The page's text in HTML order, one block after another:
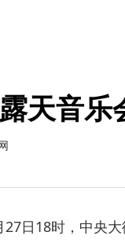
天音乐
27日18时，中央